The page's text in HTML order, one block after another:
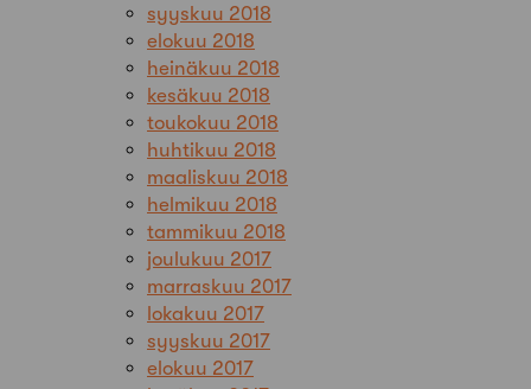
syyskuu 2018
elokuu 2018
heinäkuu 2018
kesäkuu 2018
toukokuu 2018
huhtikuu 2018
maaliskuu 2018
helmikuu 2018
tammikuu 2018
joulukuu 2017
marraskuu 2017
lokakuu 2017
syyskuu 2017
elokuu 2017